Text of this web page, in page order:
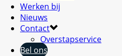
Werken bij
Nieuws
Contact
Overstapservice
Bel ons